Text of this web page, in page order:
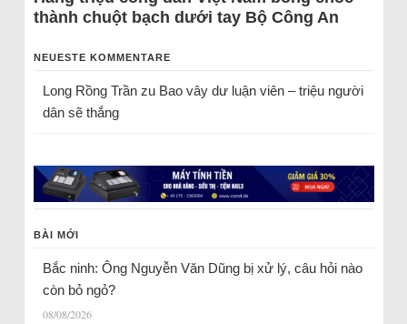
thành chuột bạch dưới tay Bộ Công An
NEUESTE KOMMENTARE
Long Rồng Trầnzu Bao vây dư luận viên – triệu người
dân sẽ thắng
BÀI MỚI
Bắc ninh: Ông Nguyễn Văn Dũng bị xử lý, câu hỏi nào
còn bỏ ngỏ?
08/08/2026